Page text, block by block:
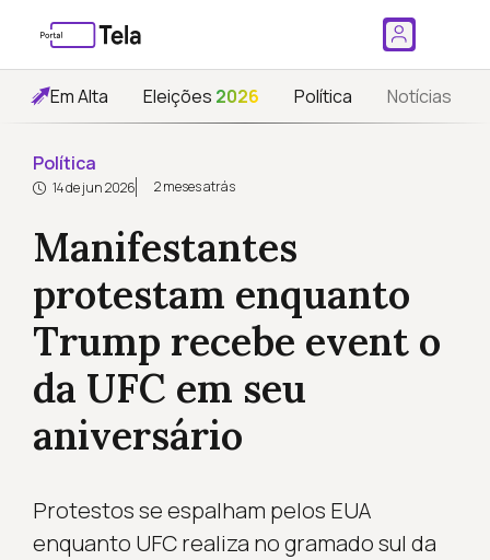
Em Alta Eleições 2026 Política Notícias
Política
14 de jun 2026 2 meses atrás
Manifestantes
protestam enquanto
Trump recebe event o
da UFC em seu
aniversário
Protestos se espalham pelos EUA
enquanto UFC realiza no gramado sul da